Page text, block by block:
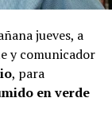
jueves, a
y comunicador
, para
en verde